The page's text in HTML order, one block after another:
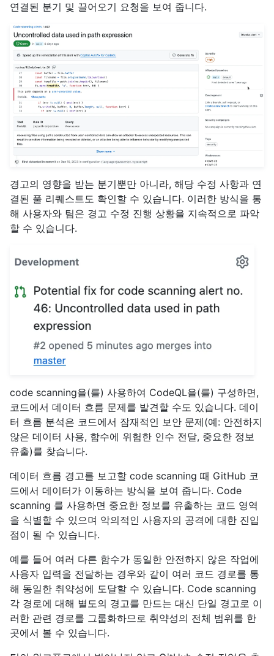
연결된 분기 및 끌어오기 요청을 보여 줍니다.
경고의 영향을 받는 분기뿐만 아니라, 해당 수정 사항과 연
결된 풀 리퀘스트도 확인할 수 있습니다. 이러한 방식을 통
해 사용자와 팀은 경고 수정 진행 상황을 지속적으로 파악
할 수 있습니다.
code scanning을(를) 사용하여 CodeQL을(를) 구성하면,
코드에서 데이터 흐름 문제를 발견할 수도 있습니다. 데이
터 흐름 분석은 코드에서 잠재적인 보안 문제(예: 안전하지
않은 데이터 사용, 함수에 위험한 인수 전달, 중요한 정보
유출)를 찾습니다.
데이터 흐름 경고를 보고할 code scanning 때 GitHub 코
드에서 데이터가 이동하는 방식을 보여 줍니다. Code
scanning 를 사용하면 중요한 정보를 유출하는 코드 영역
을 식별할 수 있으며 악의적인 사용자의 공격에 대한 진입
점이 될 수 있습니다.
예를 들어 여러 다른 함수가 동일한 안전하지 않은 작업에
사용자 입력을 전달하는 경우와 같이 여러 코드 경로를 통
해 동일한 취약성에 도달할 수 있습니다. Code scanning
각 경로에 대해 별도의 경고를 만드는 대신 단일 경고로 이
러한 관련 경로를 그룹화하므로 취약성의 전체 범위를 한
곳에서 볼 수 있습니다.